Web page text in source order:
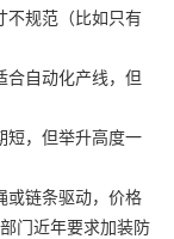
不规范（比如只有
合自动化产线，但
短，但举升高度一
或链条驱动，价格
门近年要求加装防